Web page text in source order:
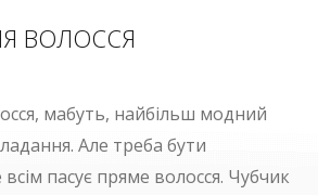
ВОЛОССЯ
мабуть, найбільш модний
Але треба бути
пасує пряме волосся. Чубчик